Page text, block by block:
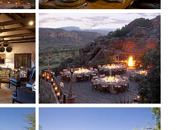
Show larger version